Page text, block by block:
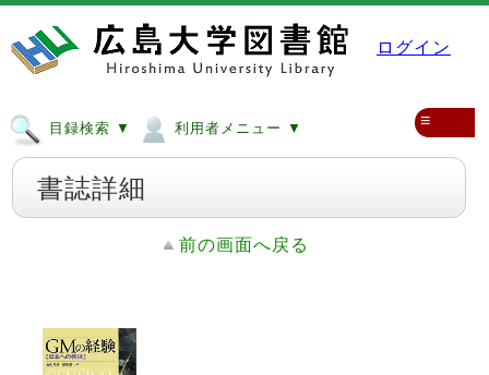
ログイン
目録検索 ▼ 利用者メニュー ▼ ≡
書誌詳細
前の画面へ戻る